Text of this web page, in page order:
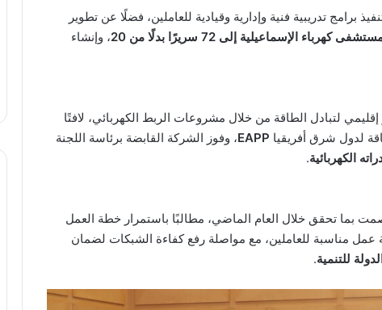
برامج تدريبية فنية وإدارية وقيادية للعاملين، فضلًا عن تطوير
كهرباء الإسماعيلية إلى 72 سريرًا بدلًا من 20
، وإنشاء
لتبادل الطاقة من خلال مشروعات الربط الكهربائي، لافتًا
لدول شرق أفريقيا EAPP، وفوز الشركة القابضة برئاسة اللجنة
.
بما تحقق خلال العام الماضي، مطالبًا باستمرار خطة العمل
عمل مناسبة للعاملين، مع مواصلة رفع كفاءة الشبكات لضمان
للتنمية.